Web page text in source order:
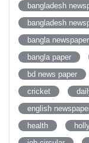
bangladesh
bangladesh
bangla newspaper
bangla paper
bd news paper
cricket
english
health